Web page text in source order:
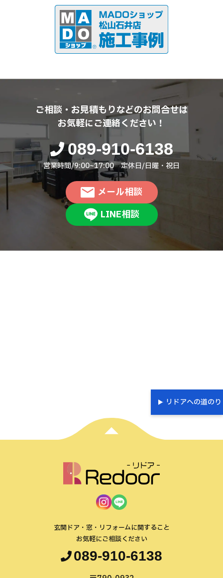
ご相談・お見積もりなどのお問合せは
お気軽にご連絡ください！
089-910-6138
営業時間/9:00~17:00 定休日/日曜・祝日
メール相談
LINE相談
リドアへの道のり
玄関ドア・窓・リフォームに関すること
お気軽にご相談ください
089-910-6138